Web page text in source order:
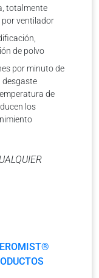
totalmente
ventilador
de polvo
por minuto de
desgaste
de
los